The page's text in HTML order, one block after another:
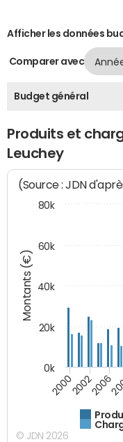
Afficher les données
Comparer avec
Budget général
Produits et
Leuchey
Montants (€)
(Source : JDN
200020022006
0k
20k
40k
60k
80k
© JDN 2026